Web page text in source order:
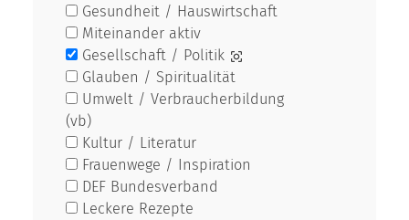
Gesundheit / Hauswirtschaft
Miteinander aktiv
Gesellschaft / Politik
Glauben / Spiritualität
Umwelt / Verbraucherbildung
(vb)
Kultur / Literatur
Frauenwege / Inspiration
DEF Bundesverband
Leckere Rezepte